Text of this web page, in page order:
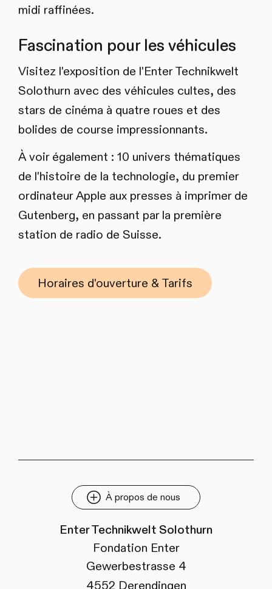
midi raffinées.
Fascination pour les véhicules
Visitez l'exposition de l'Enter Technikwelt
Solothurn avec des véhicules cultes, des
stars de cinéma à quatre roues et des
bolides de course impressionnants.
À voir également : 10 univers thématiques
de l'histoire de la technologie, du premier
ordinateur Apple aux presses à imprimer de
Gutenberg, en passant par la première
station de radio de Suisse.
Horaires d'ouverture & Tarifs
À propos de nous
Enter Technikwelt Solothurn
Fondation Enter
Gewerbestrasse 4
4552 Derendingen